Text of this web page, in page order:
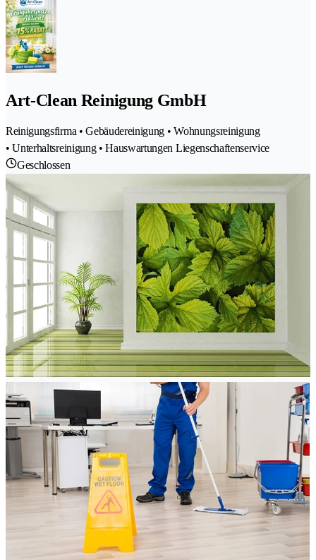
Art-Clean Reinigung GmbH
Reinigungsfirma • Gebäudereinigung • Wohnungsreinigung
• Unterhaltsreinigung • Hauswartungen Liegenschaftenservice
Geschlossen